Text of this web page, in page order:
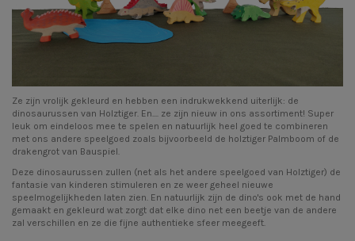
Ze zijn vrolijk gekleurd en hebben een indrukwekkend uiterlijk: de
dinosaurussen van Holztiger. En.... ze zijn nieuw in ons assortiment! Super
leuk om eindeloos mee te spelen en natuurlijk heel goed te combineren
met ons andere speelgoed zoals bijvoorbeeld de holztiger Palmboom of de
drakengrot van Bauspiel.
Deze dinosaurussen zullen (net als het andere speelgoed van Holztiger) de
fantasie van kinderen stimuleren en ze weer geheel nieuwe
speelmogelijkheden laten zien. En natuurlijk zijn de dino's ook met de hand
gemaakt en gekleurd wat zorgt dat elke dino net een beetje van de andere
zal verschillen en ze die fijne authentieke sfeer meegeeft.